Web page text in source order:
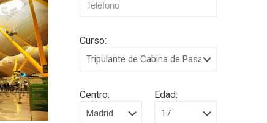
Curso:
Centro: Edad: